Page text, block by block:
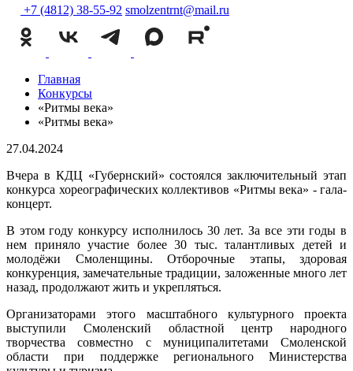
+7 (4812) 38-55-92 smolzentrnt@mail.ru
Главная
Конкурсы
«Ритмы века»
«Ритмы века»
27.04.2024
Вчера в КДЦ «Губернский» состоялся заключительный этап
конкурса хореографических коллективов «Ритмы века» - гала-
концерт.
В этом году конкурсу исполнилось 30 лет. За все эти годы в
нем приняло участие более 30 тыс. талантливых детей и
молодёжи Смоленщины. Отборочные этапы, здоровая
конкуренция, замечательные традиции, заложенные много лет
назад, продолжают жить и укрепляться.
Организаторами этого масштабного культурного проекта
выступили Смоленский областной центр народного
творчества совместно с муниципалитетами Смоленской
области при поддержке регионального Министерства